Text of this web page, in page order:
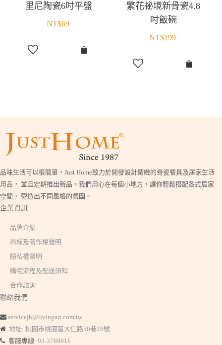
里尼陶瓷6吋平盤
NT$69
繁花祕境新骨瓷4.8
吋飯碗
NT$199
品味生活可以很簡單，Just Home致力於開發設計精緻的骨瓷餐具及居家生活
用品， 並且定期推出新品。我們用心在每個小地方，讓你輕鬆搭配各式居家
空間， 營造出不同風格的氛圍。
企業資訊
品牌介紹
商標及著作權聲明
隱私權聲明
購物流程及配送須知
合作諮詢
聯絡我們
servicejh@livingart.com.tw
地址: 桃園市桃園區大仁路50巷28號
客服專線: 03-3769916